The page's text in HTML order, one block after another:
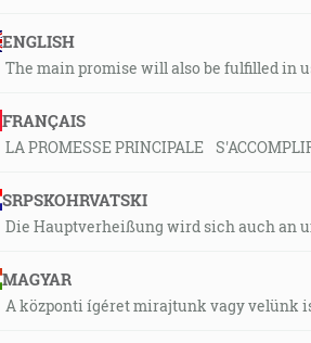
ENGLISH
The main promise will also be fulfilled in
FRANÇAIS
LA PROMESSE PRINCIPALE
SRPSKOHRVATSKI
Die Hauptverheißung wird sich auch an
MAGYAR
A központi ígéret mirajtunk vagy velünk